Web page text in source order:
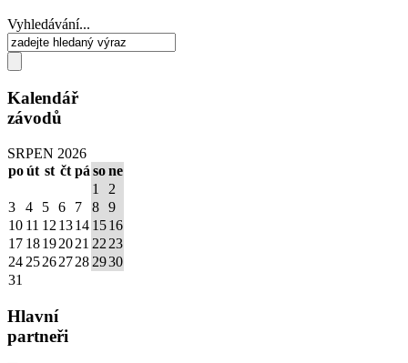
Vyhledávání...
Kalendář
závodů
SRPEN 2026
poút st čt pá sone
1
2
3
4 5 6 7 8 9
10 11 12 1314 1516
17 18192021 22 23
24 25262728 2930
31
Hlavní
partneři